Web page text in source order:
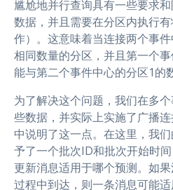
尴尬地并行查询具有一些要求
数据，并且需要在分区内执行
作）。这意味着当连接两个事
相同数量的分区，并且第一个
能与第二个事件中心的分区1的
为了解决这个问题，我们在多
些数据，并实际上实施了广播
中说明了这一点。在这里，我
予了一个批次ID和批次开始时
更新消息适用于哪个预测。如
过程中到达，则一条消息可能